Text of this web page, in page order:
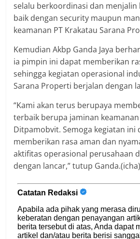
selalu berkoordinasi dan menjalin
baik dengan security maupun
keamanan PT Krakatau Sarana
Kemudian Akbp Ganda Jaya
ia pimpin ini dapat memberikan
sehingga kegiatan operasional
Sarana Properti berjalan dengan
“Kami akan terus berupaya
terbaik berupa jaminan
Ditpamobvit. Semoga kegiatan ini
memberikan rasa aman dan
aktifitas operasional perusahaan
dengan lancar,” tutup Ganda.(icha)